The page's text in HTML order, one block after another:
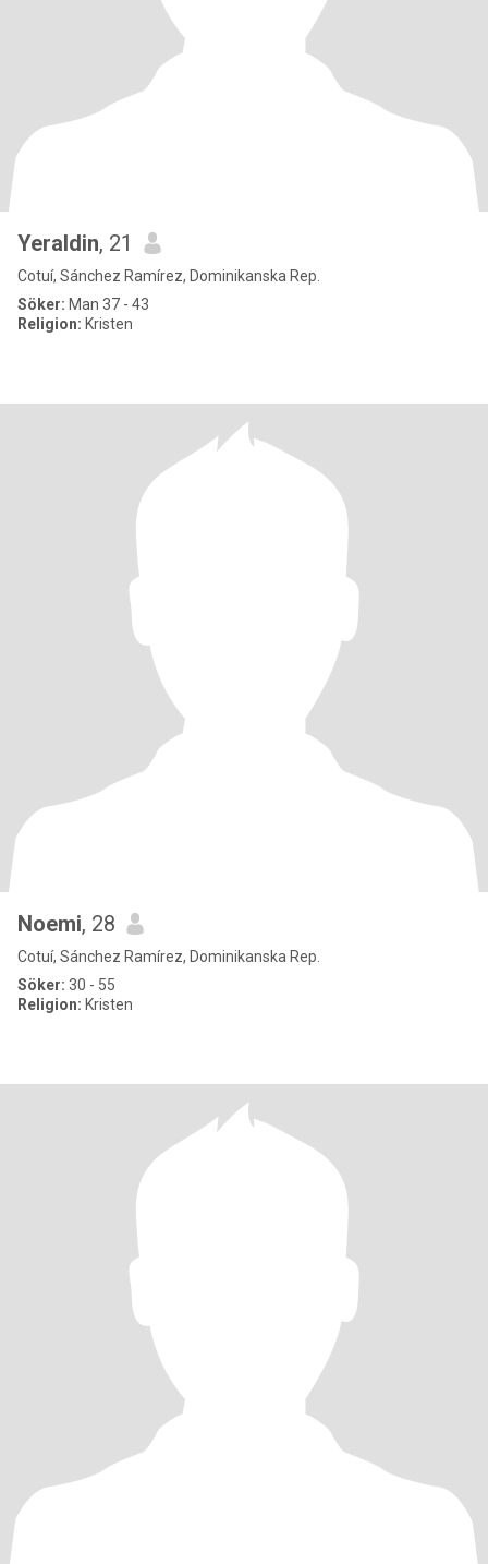
Yeraldin, 21
Cotuí, Sánchez Ramírez, Dominikanska Rep.
Söker: Man 37 - 43
Religion: Kristen
Noemi, 28
Cotuí, Sánchez Ramírez, Dominikanska Rep.
Söker: 30 - 55
Religion: Kristen